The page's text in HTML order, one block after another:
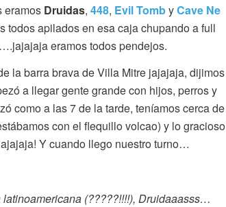
eramos Druidas, 448, Evil TombyCave Ne
todos apilados en esa caja chupando a full
eramos todos pendejos.
la barra brava de Villa Mitre jajajaja, dijimos
a llegar gente grande con hijos, perros y
como a las 7 de la tarde, teníamos cerca de
con el flequillo volcao) y lo gracioso
Y cuando llego nuestro turno…
(?????!!!!), Druidaaasss…